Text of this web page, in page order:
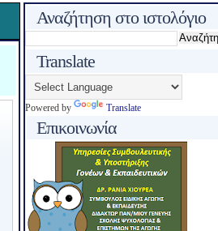
Αναζήτηση στο ιστολόγιο
Translate
Powered by Translate
Επικοινωνία